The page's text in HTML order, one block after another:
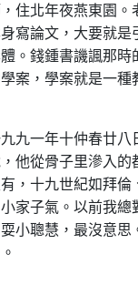
住北年夜燕東園。
寫論文，大要就
。錢鍾書譏諷那
案，學案就是一
九一年十仲春廿
他從骨子里滲入
，十九世紀如拜
家子氣。以前我
小聰慧，最沒意